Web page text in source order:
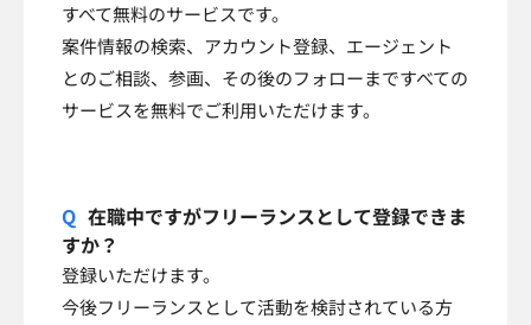
すべて無料のサービスです。
案件情報の検索、アカウント登録、エージェント
とのご相談、参画、その後のフォローまですべての
サービスを無料でご利用いただけます。
在職中ですがフリーランスとして登録できま
すか？
登録いただけます。
今後フリーランスとして活動を検討されている方